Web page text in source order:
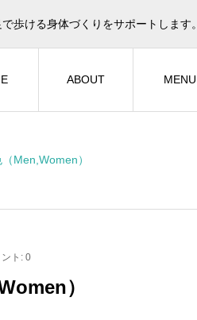
歩ける身体づくりをサポートします。
ABOUT MENU
Men,Women）
ント: 0
）